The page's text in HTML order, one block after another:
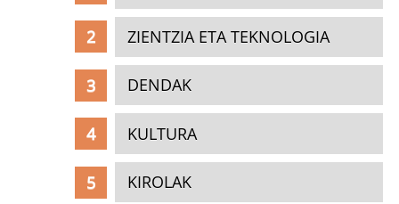
ZIENTZIA ETA TEKNOLOGIA
DENDAK
KULTURA
KIROLAK